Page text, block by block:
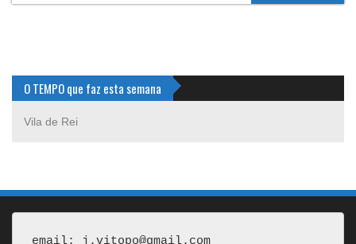
O TEMPO que faz esta semana
Vila de Rei